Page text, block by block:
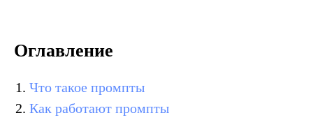
Оглавление
Что такое промпты
Как работают промпты